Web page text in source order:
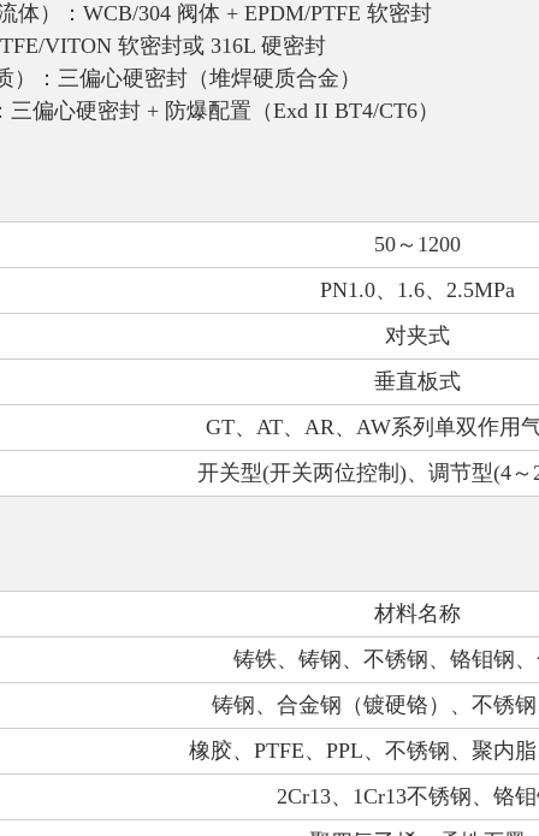
体）： WCB/304 阀体 + EPDM/PTFE 软密封
VITON 软密封或 316L 硬密封
：三偏心硬密封（堆焊硬质合金）
三偏心硬密封 + 防爆配置（Exd II BT4/CT6）
50～ 1200
PN1.0、 1.6、 2.5MPa
对夹式
垂直板式
GT、 AT、 AR、 AW系列单双作用
开关型(开关两位控制 )、调节型(4～
材料名称
铸铁、铸钢、不锈钢、铬钼钢
铸钢、合金钢（镀硬铬）、不锈
橡胶、 PTFE、 PPL、不锈钢、聚内
2Cr13、 1Cr13不锈钢、铬